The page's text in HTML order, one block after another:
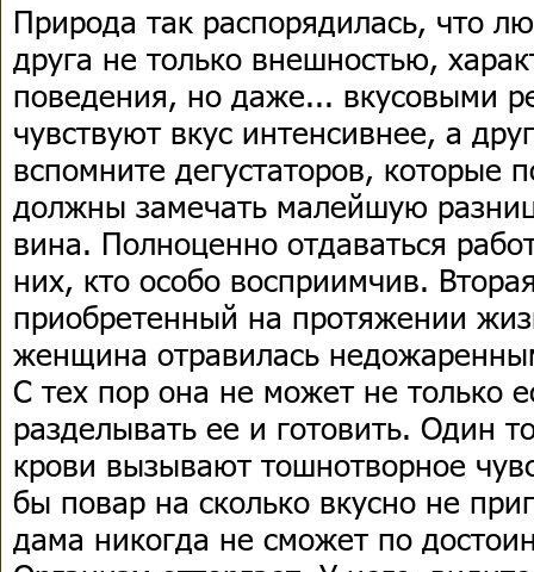
Природа так распорядилась, что
друга не только внешностью,
поведения, но даже... вкусовыми
чувствуют вкус интенсивнее, а
вспомните дегустаторов, которые
должны замечать малейшую
вина. Полноценно отдаваться
них, кто особо восприимчив.
приобретенный на протяжении
женщина отравилась
С тех пор она не может не только
разделывать ее и готовить. Один
крови вызывают тошнотворное
бы повар на сколько вкусно не
дама никогда не сможет по